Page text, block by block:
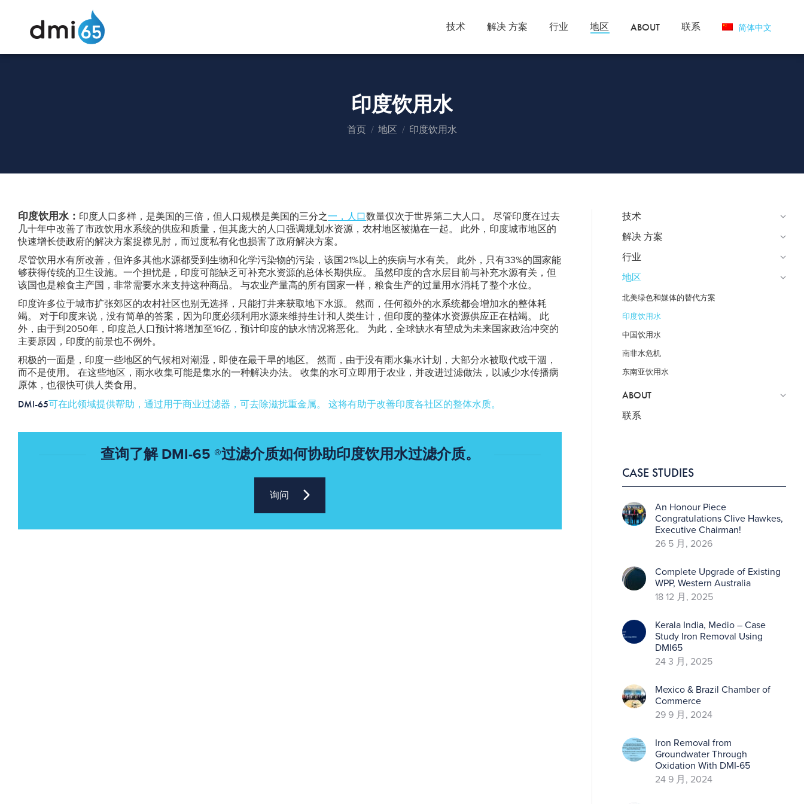
技术 解决 方案 行业 地区 ABOUT 联系 简体中文
印度饮用水
您在这里：
首页 地区 印度饮用水
印度饮用水： 印度人口多样，是美国的三倍，但人口规模是美国的三分之一，人口数量仅次于世界第二大人口。 尽管印度在过去
几十年中改善了市政饮用水系统的供应和质量，但其庞大的人口强调规划水资源，农村地区被抛在一起。 此外，印度城市地区的
快速增长使政府的解决方案捉襟见肘，而过度私有化也损害了政府解决方案。
尽管饮用水有所改善，但许多其他水源都受到生物和化学污染物的污染，该国21%以上的疾病与水有关。 此外，只有33%的国家能
够获得传统的卫生设施。一个担忧是，印度可能缺乏可补充水资源的总体长期供应。 虽然印度的含水层目前与补充水源有关，但
该国也是粮食主产国，非常需要水来支持这种商品。 与农业产量高的所有国家一样，粮食生产的过量用水消耗了整个水位。
印度许多位于城市扩张郊区的农村社区也别无选择，只能打井来获取地下水源。 然而，任何额外的水系统都会增加水的整体耗
竭。 对于印度来说，没有简单的答案，因为印度必须利用水源来维持生计和人类生计，但印度的整体水资源供应正在枯竭。 此
外，由于到2050年，印度总人口预计将增加至16亿，预计印度的缺水情况将恶化。 为此，全球缺水有望成为未来国家政治冲突的
主要原因，印度的前景也不例外。
积极的一面是，印度一些地区的气候相对潮湿，即使在最干旱的地区。 然而，由于没有雨水集水计划，大部分水被取代或干涸，
而不是使用。 在这些地区，雨水收集可能是集水的一种解决办法。 收集的水可立即用于农业，并改进过滤做法，以减少水传播病
原体，也很快可供人类食用。
DMI-65可在此领域提供帮助，通过用于商业过滤器，可去除滋扰重金属。 这将有助于改善印度各社区的整体水质。
查询了解 DMI-65 ®过滤介质如何协助印度饮用水过滤介质。
询问
技术
解决 方案
行业
地区
北美绿色和媒体的替代方案
印度饮用水
中国饮用水
南非水危机
东南亚饮用水
ABOUT
联系
CASE STUDIES
An Honour Piece
Congratulations Clive Hawkes,
Executive Chairman!
26 5 月, 2026
Complete Upgrade of Existing
WPP, Western Australia
18 12 月, 2025
Kerala India, Medio – Case
Study Iron Removal Using
DMI65
24 3 月, 2025
Mexico & Brazil Chamber of
Commerce
29 9 月, 2024
Iron Removal from
Groundwater Through
Oxidation With DMI-65
24 9 月, 2024